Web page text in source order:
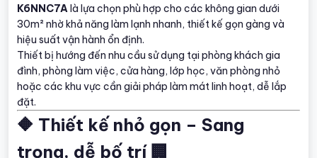
K6NNC7Alà lựa chọn phù hợp cho các không gian dưới
30m² nhờ khả năng làm lạnh nhanh, thiết kế gọn gàng và
hiệu suất vận hành ổn định.
Thiết bị hướng đến nhu cầu sử dụng tại phòng khách gia
đình, phòng làm việc, cửa hàng, lớp học, văn phòng nhỏ
hoặc các khu vực cần giải pháp làm mát linh hoạt, dễ lắp
đặt.
🔶 Thiết kế nhỏ gọn – Sang
trọng, dễ bố trí 🏢